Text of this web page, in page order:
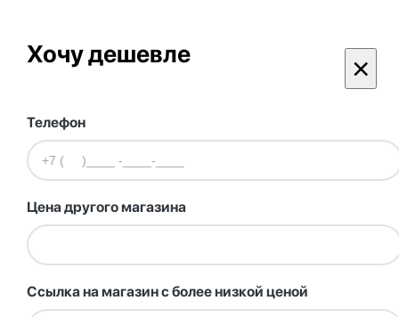
Хочу дешевле ×
Телефон
Цена другого магазина
Ссылка на магазин с более низкой ценой